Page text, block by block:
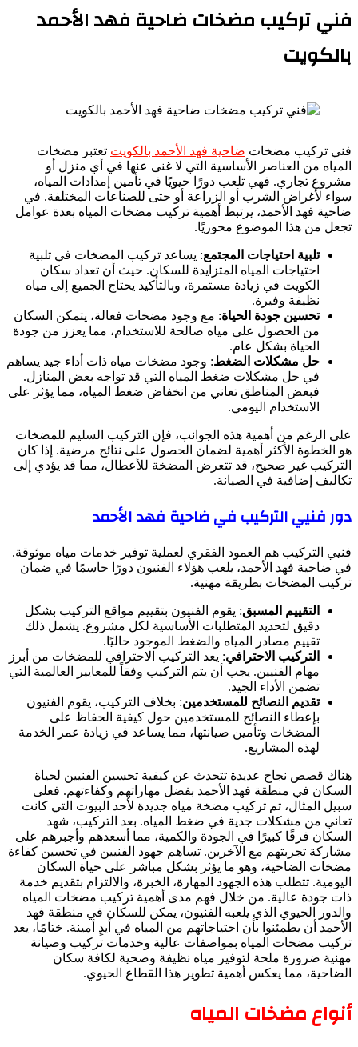
فني تركيب مضخات ضاحية فهد الأحمد
بالكويت
فني تركيب مضخات ضاحية فهد الأحمد بالكويت تعتبر مضخات
المياه من العناصر الأساسية التي لا غنى عنها في أي منزل أو
مشروع تجاري. فهي تلعب دورًا حيويًا في تأمين إمدادات المياه،
سواء لأغراض الشرب أو الزراعة أو حتى للصناعات المختلفة. في
ضاحية فهد الأحمد، يرتبط أهمية تركيب مضخات المياه بعدة عوامل
تجعل من هذا الموضوع محوريًا.
تلبية احتياجات المجتمع: يساعد تركيب المضخات في تلبية
احتياجات المياه المتزايدة للسكان. حيث أن تعداد سكان
الكويت في زيادة مستمرة، وبالتأكيد يحتاج الجميع إلى مياه
نظيفة وفيرة.
تحسين جودة الحياة: مع وجود مضخات فعالة، يتمكن السكان
من الحصول على مياه صالحة للاستخدام، مما يعزز من جودة
الحياة بشكل عام.
حل مشكلات الضغط: وجود مضخات مياه ذات أداء جيد يساهم
في حل مشكلات ضغط المياه التي قد تواجه بعض المنازل.
فبعض المناطق تعاني من انخفاض ضغط المياه، مما يؤثر على
الاستخدام اليومي.
على الرغم من أهمية هذه الجوانب، فإن التركيب السليم للمضخات
هو الخطوة الأكثر أهمية لضمان الحصول على نتائج مرضية. إذا كان
التركيب غير صحيح، قد تتعرض المضخة للأعطال، مما قد يؤدي إلى
تكاليف إضافية في الصيانة.
دور فنيي التركيب في ضاحية فهد الأحمد
فنيي التركيب هم العمود الفقري لعملية توفير خدمات مياه موثوقة.
في ضاحية فهد الأحمد، يلعب هؤلاء الفنيون دورًا حاسمًا في ضمان
تركيب المضخات بطريقة مهنية.
التقييم المسبق: يقوم الفنيون بتقييم مواقع التركيب بشكل
دقيق لتحديد المتطلبات الأساسية لكل مشروع. يشمل ذلك
تقييم مصادر المياه والضغط الموجود حاليًا.
التركيب الاحترافي: يعد التركيب الاحترافي للمضخات من أبرز
مهام الفنيين. يجب أن يتم التركيب وفقاً للمعايير العالمية التي
تضمن الأداء الجيد.
تقديم النصائح للمستخدمين: بخلاف التركيب، يقوم الفنيون
بإعطاء النصائح للمستخدمين حول كيفية الحفاظ على
المضخات وتأمين صيانتها، مما يساعد في زيادة عمر الخدمة
لهذه المشاريع.
هناك قصص نجاح عديدة تتحدث عن كيفية تحسين الفنيين لحياة
السكان في منطقة فهد الأحمد بفضل مهاراتهم وكفاءتهم. فعلى
سبيل المثال، تم تركيب مضخة مياه جديدة لأحد البيوت التي كانت
تعاني من مشكلات جدية في ضغط المياه. بعد التركيب، شهد
السكان فرقًا كبيرًا في الجودة والكمية، مما أسعدهم وأجبرهم على
مشاركة تجربتهم مع الآخرين. تساهم جهود الفنيين في تحسين كفاءة
مضخات الضاحية، وهو ما يؤثر بشكل مباشر على حياة السكان
اليومية. تتطلب هذه الجهود المهارة، الخبرة، والالتزام بتقديم خدمة
ذات جودة عالية. من خلال فهم مدى أهمية تركيب مضخات المياه
والدور الحيوي الذي يلعبه الفنيون، يمكن للسكان في منطقة فهد
الأحمد أن يطمئنوا بأن احتياجاتهم من المياه في أيدٍ أمينة. ختامًا، يعد
تركيب مضخات المياه بمواصفات عالية وخدمات تركيب وصيانة
مهنية ضرورة ملحة لتوفير مياه نظيفة وصحية لكافة سكان
الضاحية، مما يعكس أهمية تطوير هذا القطاع الحيوي.
أنواع مضخات المياه